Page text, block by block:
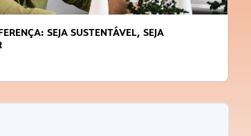
SEJA SUSTENTÁVEL, SEJA